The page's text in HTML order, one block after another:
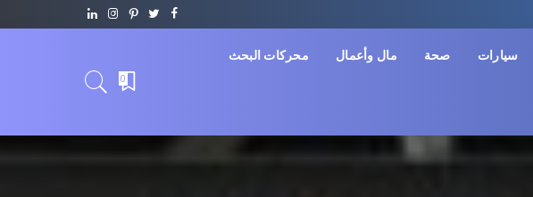
سيارات صحة مال وأعمال محركات البحث
0